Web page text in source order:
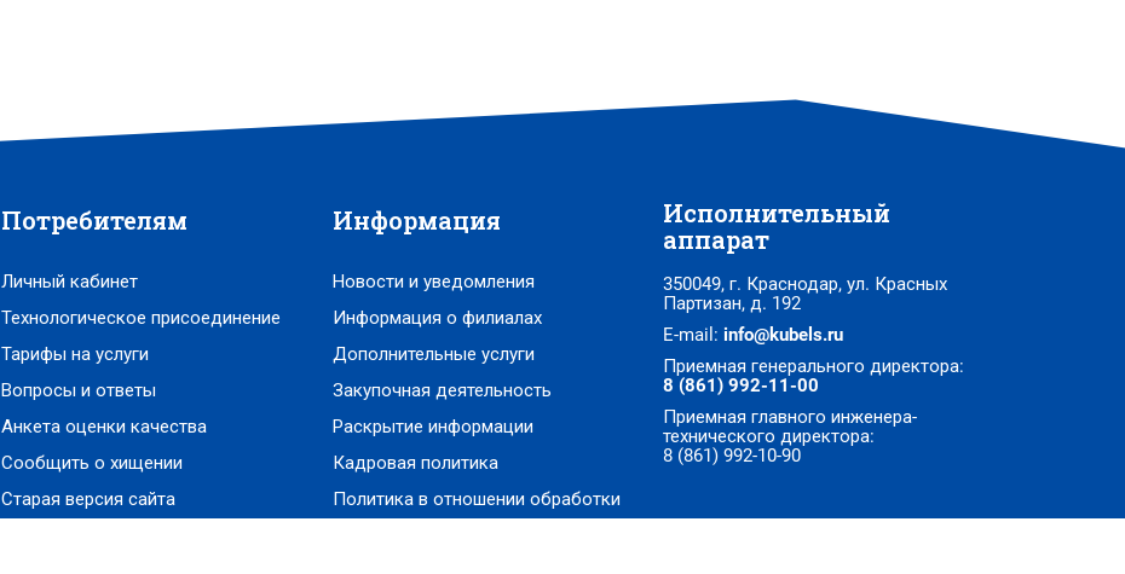
Потребителям
Личный кабинет
Технологическое присоединение
Тарифы на услуги
Вопросы и ответы
Анкета оценки качества
Сообщить о хищении
Старая версия сайта
Информация
Новости и уведомления
Информация о филиалах
Дополнительные услуги
Закупочная деятельность
Раскрытие информации
Кадровая политика
Политика в отношении обработки
Исполнительный
аппарат
350049, г. Краснодар, ул. Красных
Партизан, д. 192
E-mail:info@kubels.ru
Приемная генерального директора:
8 (861) 992-11-00
Приемная главного инженера-
технического директора:
8 (861) 992-10-90